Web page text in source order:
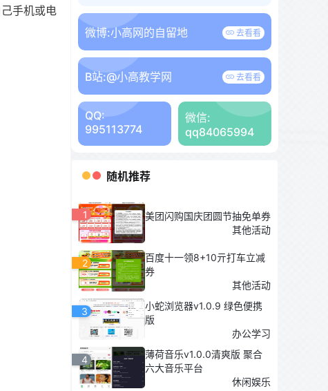
手机或电
微博:小高网的自留地 去看看
B站:@小高教学网 去看看
QQ:
995113774
微信:
qq84065994
随机推荐
1
美团闪购国庆团圆节抽免单券
其他活动
2
百度十一领8+10亓打车立减
券
其他活动
3
小蛇浏览器v1.0.9 绿色便携
版
办公学习
4
薄荷音乐v1.0.0清爽版 聚合
六大音乐平台
休闲娱乐